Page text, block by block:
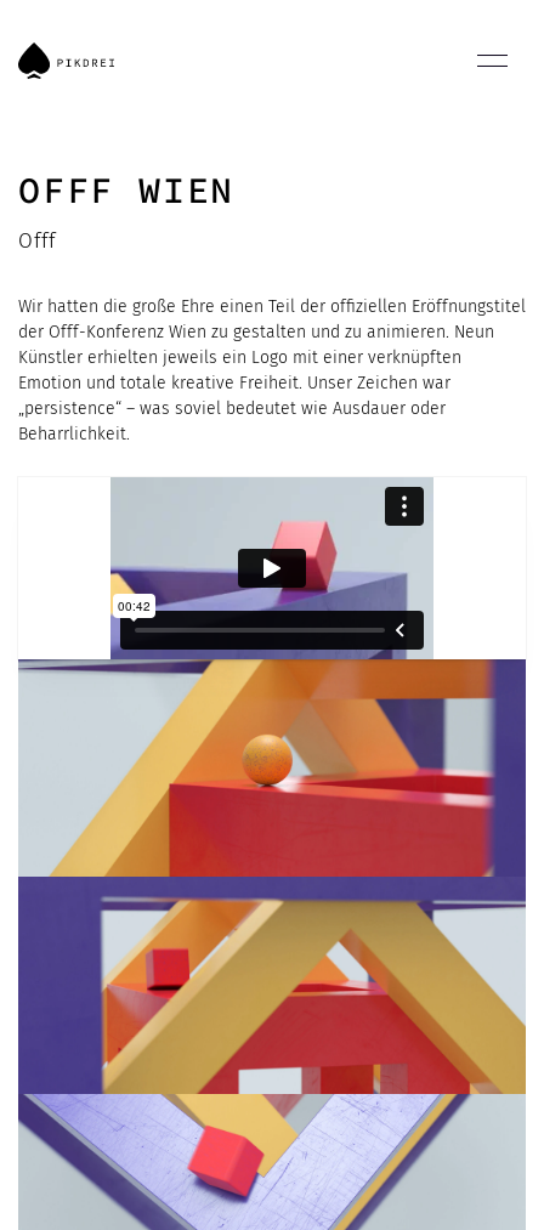
OFFF WIEN
Offf
Wir hatten die große Ehre einen Teil der offiziellen Eröffnungstitel
der Offf-Konferenz Wien zu gestalten und zu animieren. Neun
Künstler erhielten jeweils ein Logo mit einer verknüpften
Emotion und totale kreative Freiheit. Unser Zeichen war
„persistence“ – was soviel bedeutet wie Ausdauer oder
Beharrlichkeit.